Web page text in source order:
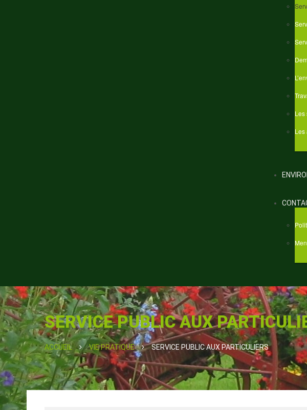
Les
Les
SERVICE PUBLIC AUX
ACCUEIL VIE PRATIQUE SERVICE PUBLIC AUX PARTICULIERS